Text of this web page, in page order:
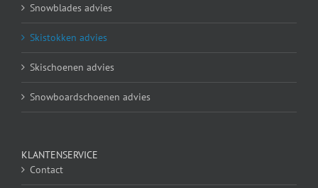
Snowblades advies
Skistokken advies
Skischoenen advies
Snowboardschoenen advies
KLANTENSERVICE
Contact